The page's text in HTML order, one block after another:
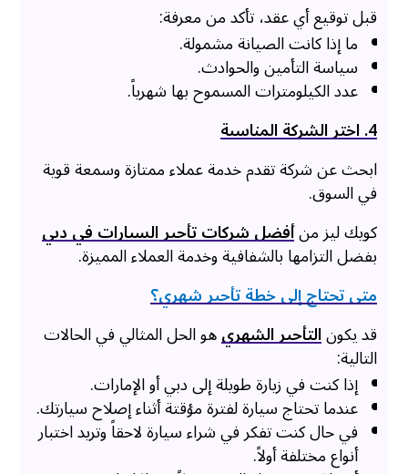
قبل توقيع أي عقد، تأكد من معرفة:
ما إذا كانت الصيانة مشمولة.
سياسة التأمين والحوادث.
عدد الكيلومترات المسموح بها شهرياً.
4. اختر الشركة المناسبة
ابحث عن شركة تقدم خدمة عملاء ممتازة وسمعة قوية
في السوق.
كويك ليز منأفضل شركات تأجير السيارات في دبي
بفضل التزامها بالشفافية وخدمة العملاء المميزة.
متى تحتاج إلى خطة تأجير شهري؟
قد يكونالتأجير الشهريهو الحل المثالي في الحالات
التالية:
إذا كنت في زيارة طويلة إلى دبي أو الإمارات.
عندما تحتاج سيارة لفترة مؤقتة أثناء إصلاح سيارتك.
في حال كنت تفكر في شراء سيارة لاحقاً وتريد اختبار
أنواع مختلفة أولاً.